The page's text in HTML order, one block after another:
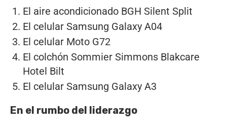
El aire acondicionado BGH Silent Split
El celular Samsung Galaxy A04
El celular Moto G72
El colchón Sommier Simmons Blakcare
Hotel Bilt
El celular Samsung Galaxy A3
En el rumbo del liderazgo